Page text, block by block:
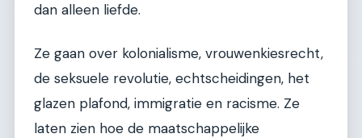
dan alleen liefde.
Ze gaan over kolonialisme, vrouwenkiesrecht,
de seksuele revolutie, echtscheidingen, het
glazen plafond, immigratie en racisme. Ze
laten zien hoe de maatschappelijke